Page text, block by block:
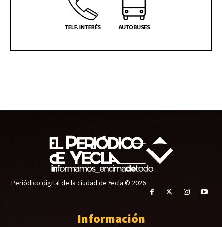
Periódico digital de la ciudad de Yecla © 2026
Información